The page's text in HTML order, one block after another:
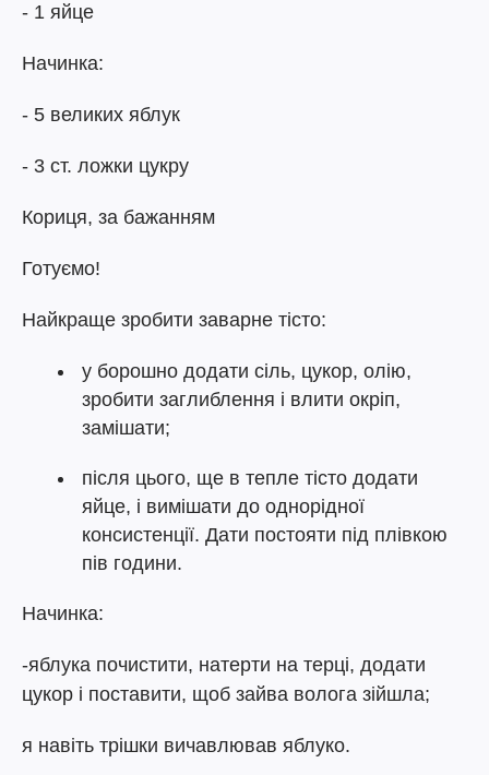
- 1 яйце
Начинка:
- 5 великих яблук
- 3 ст. ложки цукру
Кориця, за бажанням
Готуємо!
Найкраще зробити заварне тісто:
у борошно додати сіль, цукор, олію,
зробити заглиблення і влити окріп,
замішати;
після цього, ще в тепле тісто додати
яйце, і вимішати до однорідної
консистенції. Дати постояти під плівкою
пів години.
Начинка:
-яблука почистити, натерти на терці, додати
цукор і поставити, щоб зайва волога зійшла;
я навіть трішки вичавлював яблуко.